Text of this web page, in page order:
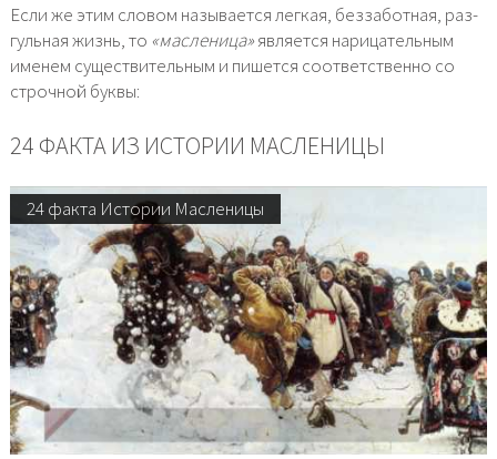
Если же этим сло­вом назы­ва­ет­ся лег­кая, без­за­бот­ная, раз­
гуль­ная жизнь, то «мас­ле­ни­ца»явля­ет­ся нари­ца­тель­ным
име­нем суще­стви­тель­ным и пишет­ся соот­вет­ствен­но со
строч­ной бук­вы:
24 ФАКТА ИЗ ИСТОРИИ МАСЛЕНИЦЫ
24 факта Истории Масленицы